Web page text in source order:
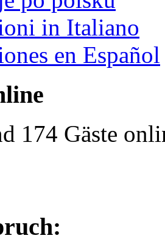
in Italiano
en Español
174 Gäste